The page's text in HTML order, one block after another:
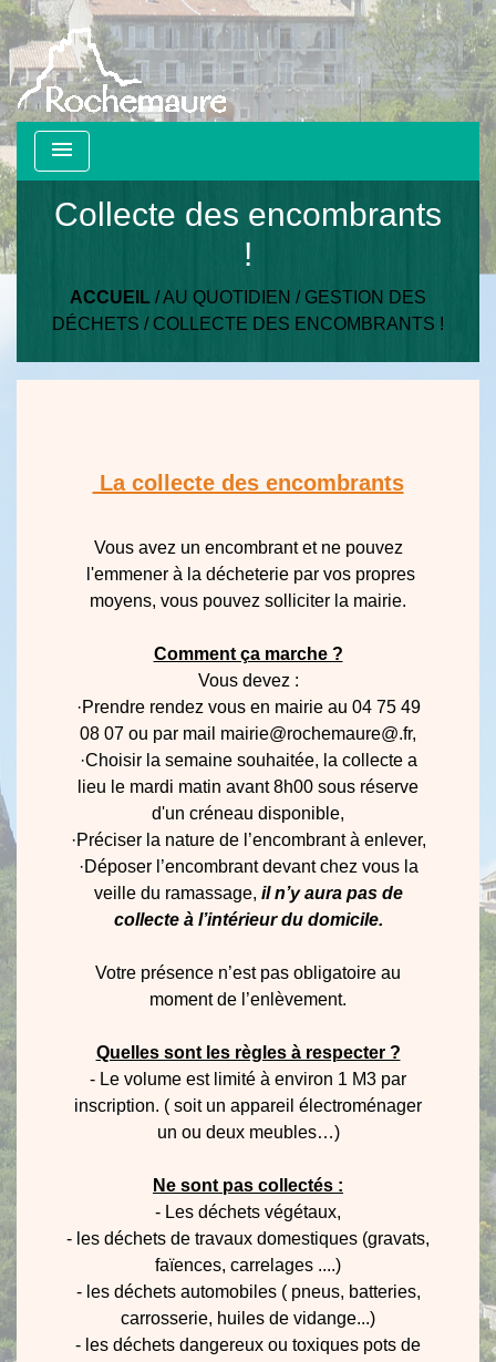
menu
Collecte des encombrants
!
ACCUEIL /AU QUOTIDIEN / GESTION DES
DÉCHETS / COLLECTE DES ENCOMBRANTS !
La collecte des encombrants
Vous avez un encombrant et ne pouvez
l'emmener à la décheterie par vos propres
moyens, vous pouvez solliciter la mairie.
Comment ça marche ?
Vous devez :
·Prendre rendez vous en mairie au 04 75 49
08 07 ou par mail mairie@rochemaure@.fr,
·Choisir la semaine souhaitée, la collecte a
lieu le mardi matin avant 8h00 sous réserve
d'un créneau disponible,
·Préciser la nature de l’encombrant à enlever,
·Déposer l’encombrant devant chez vous la
veille du ramassage, il n’y aura pas de
collecte à l’intérieur du domicile.
Votre présence n’est pas obligatoire au
moment de l’enlèvement.
Quelles sont les règles à respecter ?
- Le volume est limité à environ 1 M3 par
inscription. ( soit un appareil électroménager
un ou deux meubles…)
Ne sont pas collectés :
- Les déchets végétaux,
- les déchets de travaux domestiques (gravats,
faïences, carrelages ....)
- les déchets automobiles ( pneus, batteries,
carrosserie, huiles de vidange...)
- les déchets dangereux ou toxiques pots de